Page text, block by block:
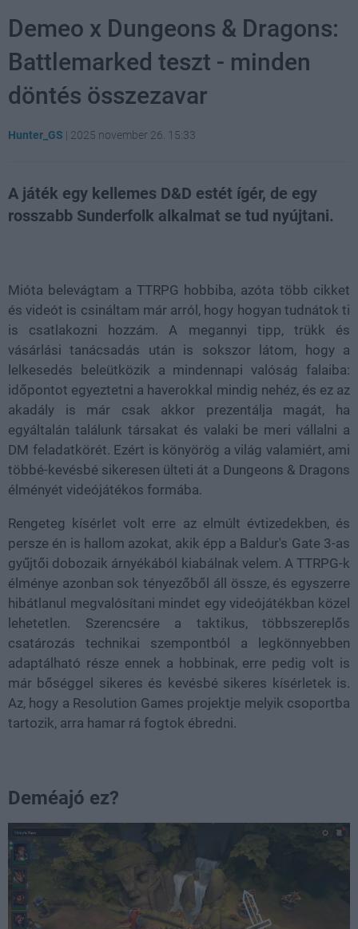
Demeo x Dungeons & Dragons:
Battlemarked teszt - minden
döntés összezavar
Hunter_GS | 2025 november 26. 15:33
A játék egy kellemes D&D estét ígér, de egy
rosszabb Sunderfolk alkalmat se tud nyújtani.
Mióta belevágtam a TTRPG hobbiba, azóta több cikket
és videót is csináltam már arról, hogy hogyan tudnátok ti
is csatlakozni hozzám. A megannyi tipp, trükk és
vásárlási tanácsadás után is sokszor látom, hogy a
lelkesedés beleütközik a mindennapi valóság falaiba:
időpontot egyeztetni a haverokkal mindig nehéz, és ez az
akadály is már csak akkor prezentálja magát, ha
egyáltalán találunk társakat és valaki be meri vállalni a
DM feladatkörét. Ezért is könyörög a világ valamiért, ami
többé-kevésbé sikeresen ülteti át a Dungeons & Dragons
élményét videójátékos formába.
Rengeteg kísérlet volt erre az elmúlt évtizedekben, és
persze én is hallom azokat, akik épp a Baldur's Gate 3-as
gyűjtői dobozaik árnyékából kiabálnak velem. A TTRPG-k
élménye azonban sok tényezőből áll össze, és egyszerre
hibátlanul megvalósítani mindet egy videójátékban közel
lehetetlen. Szerencsére a taktikus, többszereplős
csatározás technikai szempontból a legkönnyebben
adaptálható része ennek a hobbinak, erre pedig volt is
már bőséggel sikeres és kevésbé sikeres kísérletek is.
Az, hogy a Resolution Games projektje melyik csoportba
tartozik, arra hamar rá fogtok ébredni.
Deméajó ez?